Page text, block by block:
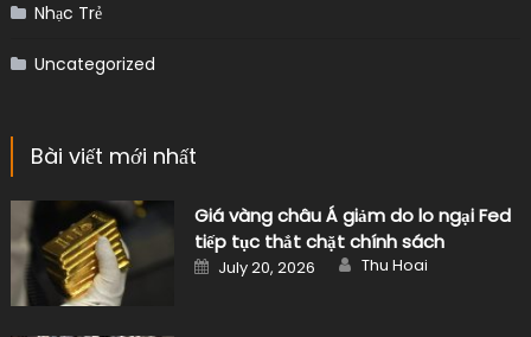
Nhạc Trẻ
Uncategorized
Bài viết mới nhất
Giá vàng châu Á giảm do lo ngại Fed
tiếp tục thắt chặt chính sách
Posted
on
July 20, 2026 Author
Thu Hoai